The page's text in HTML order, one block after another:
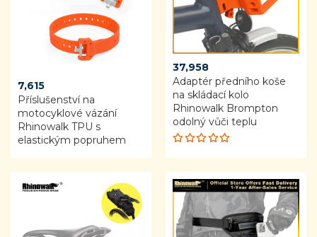
7,615
Příslušenství na
motocyklové vázání
Rhinowalk TPU s
elastickým popruhem
37,958
Adaptér předního koše
na skládací kolo
Rhinowalk Brompton
odolný vůči teplu
Rated
5.00out
of 5